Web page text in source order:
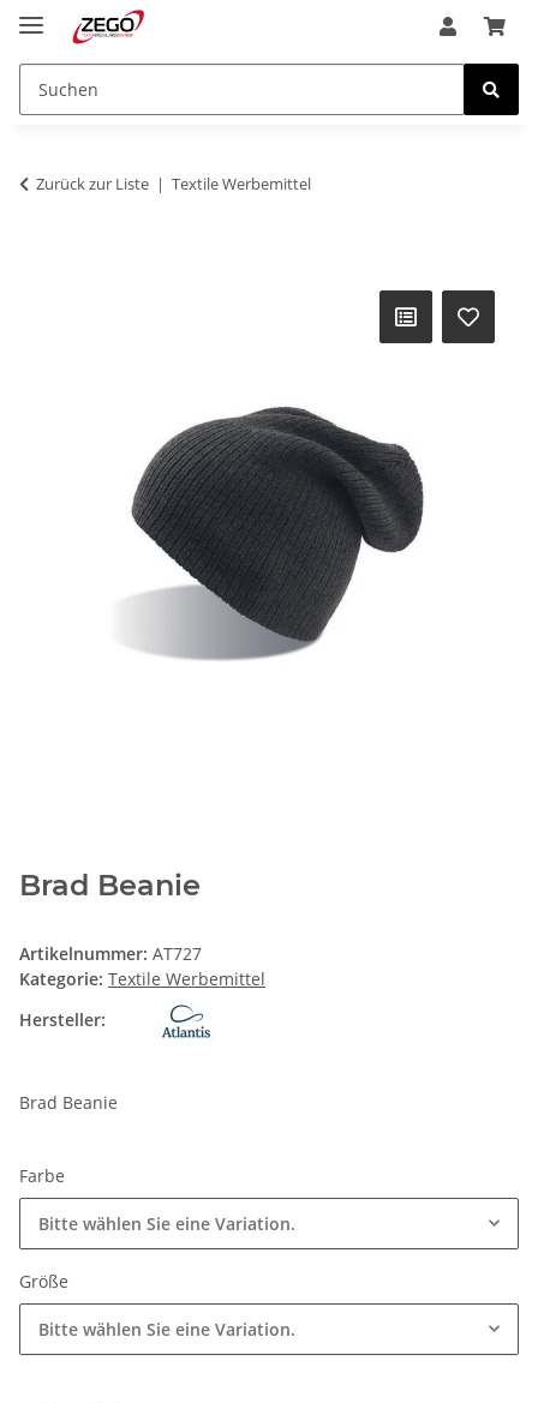
Zurück zur Liste Textile Werbemittel
Brad Beanie
Artikelnummer: AT727
Kategorie: Textile Werbemittel
Hersteller:
Brad Beanie
Farbe
Bitte wählen Sie eine Variation.
Größe
Bitte wählen Sie eine Variation.